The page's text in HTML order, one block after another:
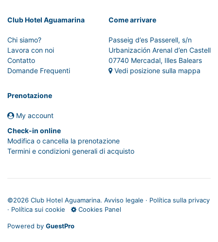
Club Hotel Aguamarina
Chi siamo?
Lavora con noi
Contatto
Domande Frequenti
Come arrivare
Passeig d’es Passerell, s/n
Urbanización Arenal d’en Castell
07740 Mercadal, Illes Balears
Vedi posizione sulla mappa
Prenotazione
My account
Check-in online
Modifica o cancella la prenotazione
Termini e condizioni generali di acquisto
©2026 Club Hotel Aguamarina. Avviso legale · Política sulla privacy
· Política sui cookie Cookies Panel
Powered by GuestPro